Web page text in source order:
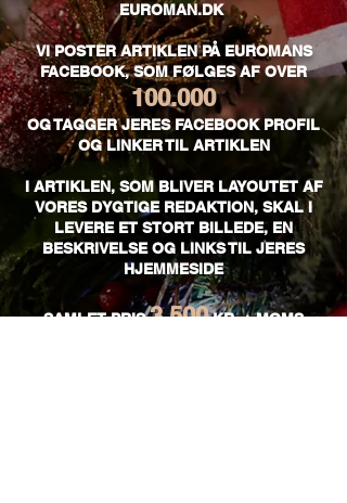
EUROMAN.DK
VI POSTER ARTIKLEN PÅ EUROMANS
FACEBOOK, SOM FØLGES AF OVER
100.000
OG TAGGER JERES FACEBOOK PROFIL
OG LINKER TIL ARTIKLEN
I ARTIKLEN, SOM BLIVER LAYOUTET AF
VORES DYGTIGE REDAKTION, SKAL I
LEVERE ET STORT BILLEDE, EN
BESKRIVELSE OG LINKS TIL JERES
HJEMMESIDE​
SAMLET PRIS3.500KR. + MOMS